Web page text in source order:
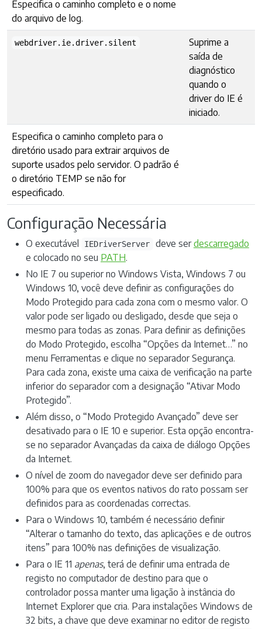
Especifica o caminho completo e o nome
do arquivo de log.
webdriver.ie.driver.silent
Suprime a
saída de
diagnóstico
quando o
driver do IE é
iniciado.
Especifica o caminho completo para o
diretório usado para extrair arquivos de
suporte usados pelo servidor. O padrão é
o diretório TEMP se não for
especificado.
Configuração Necessária
O executável IEDriverServer deve serdescarregado
e colocado no seu PATH.
No IE 7 ou superior no Windows Vista, Windows 7 ou
Windows 10, você deve definir as configurações do
Modo Protegido para cada zona com o mesmo valor. O
valor pode ser ligado ou desligado, desde que seja o
mesmo para todas as zonas. Para definir as definições
do Modo Protegido, escolha “Opções da Internet…” no
menu Ferramentas e clique no separador Segurança.
Para cada zona, existe uma caixa de verificação na parte
inferior do separador com a designação “Ativar Modo
Protegido”.
Além disso, o “Modo Protegido Avançado” deve ser
desativado para o IE 10 e superior. Esta opção encontra-
se no separador Avançadas da caixa de diálogo Opções
da Internet.
O nível de zoom do navegador deve ser definido para
100% para que os eventos nativos do rato possam ser
definidos para as coordenadas correctas.
Para o Windows 10, também é necessário definir
“Alterar o tamanho do texto, das aplicações e de outros
itens” para 100% nas definições de visualização.
Para o IE 11 apenas, terá de definir uma entrada de
registo no computador de destino para que o
controlador possa manter uma ligação à instância do
Internet Explorer que cria. Para instalações Windows de
32 bits, a chave que deve examinar no editor de registo